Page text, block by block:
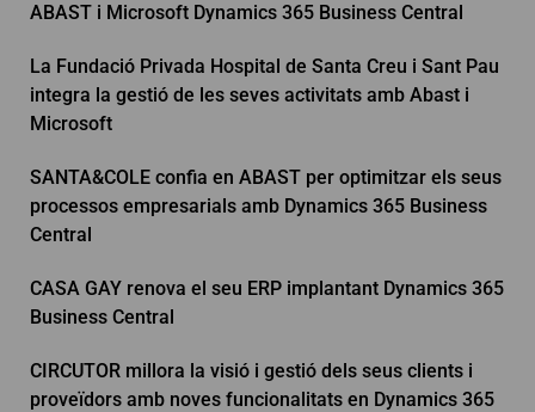
ABAST i Microsoft Dynamics 365 Business Central
La Fundació Privada Hospital de Santa Creu i Sant Pau
integra la gestió de les seves activitats amb Abast i
Microsoft
SANTA&COLE confia en ABAST per optimitzar els seus
processos empresarials amb Dynamics 365 Business
Central
CASA GAY renova el seu ERP implantant Dynamics 365
Business Central
CIRCUTOR millora la visió i gestió dels seus clients i
proveïdors amb noves funcionalitats en Dynamics 365